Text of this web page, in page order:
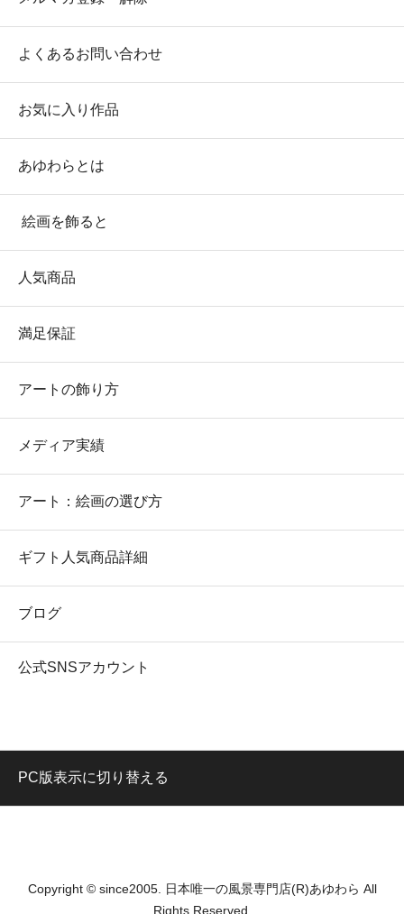
よくあるお問い合わせ
お気に入り作品
あゆわらとは
絵画を飾ると
人気商品
満足保証
アートの飾り方
メディア実績
アート：絵画の選び方
ギフト人気商品詳細
ブログ
公式SNSアカウント
PC版表示に切り替える
Copyright © since2005. 日本唯一の風景専門店(R)あゆわら All
Rights Reserved.